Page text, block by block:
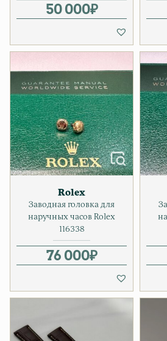
50 000₽
Rolex
Заводная головка для
наручных часов Rolex
116338
76 000₽